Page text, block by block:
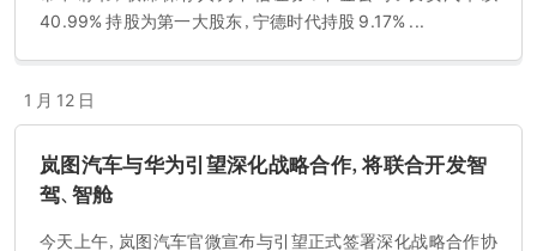
40.99% 持股为第一大股东，宁德时代持股 9.17% ...
1 月 12 日
岚图汽车与华为引望深化战略合作，将联合开发智
驾、智舱
今天上午，岚图汽车官微宣布与引望正式签署深化战略合作协